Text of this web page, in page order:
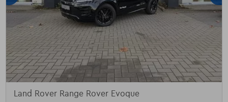
Land Rover Range Rover Evoque